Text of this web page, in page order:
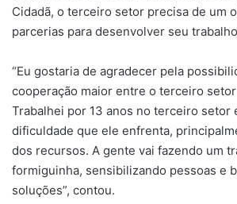
Cidadã, o terceiro setor precisa de um
parcerias para desenvolver seu
“Eu gostaria de agradecer pela
cooperação maior entre o terceiro
Trabalhei por 13 anos no terceiro setor
dificuldade que ele enfrenta,
dos recursos. A gente vai fazendo um
formiguinha, sensibilizando pessoas e
soluções”, contou.